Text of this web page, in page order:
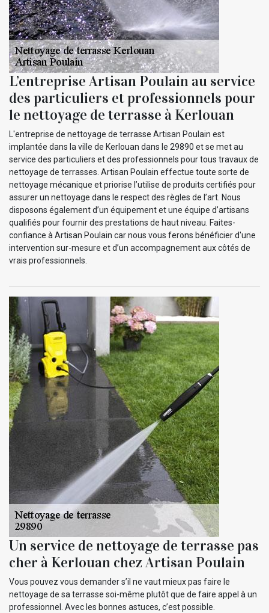
L’entreprise Artisan Poulain au service
des particuliers et professionnels pour
le nettoyage de terrasse à Kerlouan
L'entreprise de nettoyage de terrasse Artisan Poulain est
implantée dans la ville de Kerlouan dans le 29890 et se met au
service des particuliers et des professionnels pour tous travaux de
nettoyage de terrasses. Artisan Poulain effectue toute sorte de
nettoyage mécanique et priorise l’utilise de produits certifiés pour
assurer un nettoyage dans le respect des règles de l’art. Nous
disposons également d’un équipement et une équipe d’artisans
qualifiés pour fournir des prestations de haut niveau. Faites-
confiance à Artisan Poulain car nous vous ferons bénéficier d'une
intervention sur-mesure et d’un accompagnement aux côtés de
vrais professionnels.
Un service de nettoyage de terrasse pas
cher à Kerlouan chez Artisan Poulain
Vous pouvez vous demander s’il ne vaut mieux pas faire le
nettoyage de sa terrasse soi-même plutôt que de faire appel à un
professionnel. Avec les bonnes astuces, c’est possible.